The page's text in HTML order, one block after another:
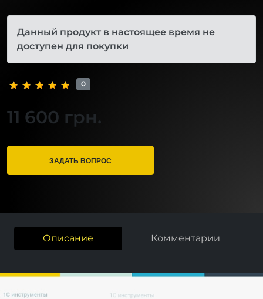
Данный продукт в настоящее время не
доступен для покупки
0
11 600 грн.
ЗАДАТЬ ВОПРОС
Описание Комментарии